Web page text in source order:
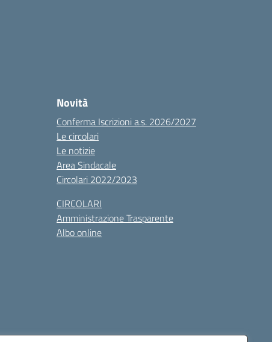
Novità
Conferma Iscrizioni a.s. 2026/2027
Le circolari
Le notizie
Area Sindacale
Circolari 2022/2023
CIRCOLARI
Amministrazione Trasparente
Albo online